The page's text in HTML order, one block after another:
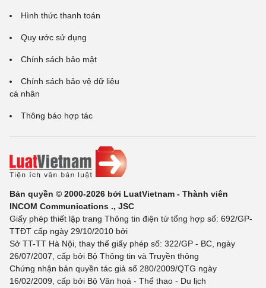
Hình thức thanh toán
Quy ước sử dụng
Chính sách bảo mật
Chính sách bảo vệ dữ liệu
cá nhân
Thông báo hợp tác
Bản quyền © 2000-2026 bởi LuatVietnam - Thành viên
INCOM Communications ., JSC
Giấy phép thiết lập trang Thông tin điện tử tổng hợp số: 692/GP-
TTĐT cấp ngày 29/10/2010 bởi
Sở TT-TT Hà Nội, thay thế giấy phép số: 322/GP - BC, ngày
26/07/2007, cấp bởi Bộ Thông tin và Truyền thông
Chứng nhận bản quyền tác giả số 280/2009/QTG ngày
16/02/2009, cấp bởi Bộ Văn hoá - Thể thao - Du lịch